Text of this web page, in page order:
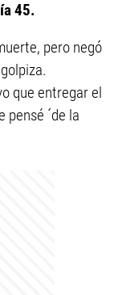
45.
pero negó
que entregar el
´de la